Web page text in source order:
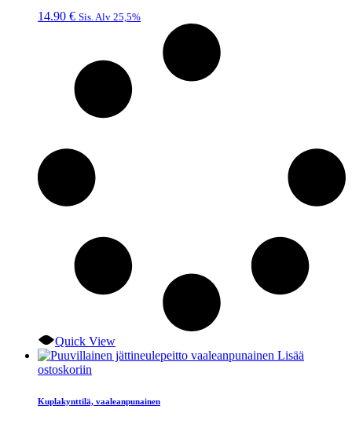
14.90 € Sis. Alv 25,5%
Quick View
Lisää
ostoskoriin
Kuplakynttilä, vaaleanpunainen